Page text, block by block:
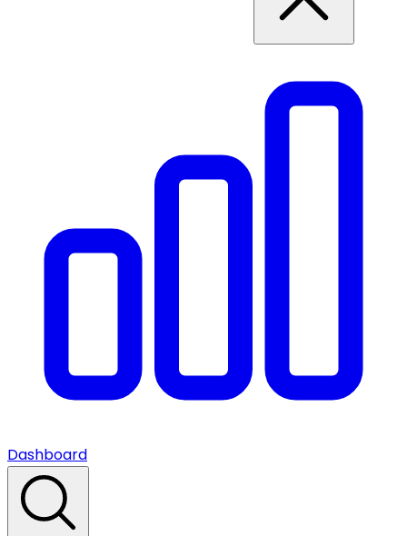
Dashboard